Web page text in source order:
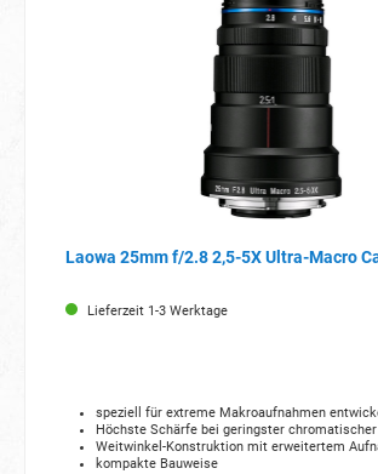
Laowa 25mm f/2.8 2,5-5X Ultra-Macro
Lieferzeit 1-3 Werktage
speziell für extreme Makroaufnahmen
Höchste Schärfe bei geringster
Weitwinkel-Konstruktion mit erweitertem
kompakte Bauweise